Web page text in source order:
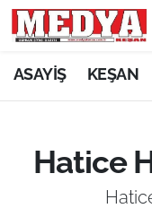
ASAYİŞ KEŞAN
Hatice
KEŞAN
ASAYİŞ
SİYASET